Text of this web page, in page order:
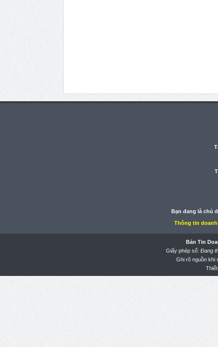
Bạn đang là chủ
Thông tin
Bản Tin
Giấy phép số: Đang
Ghi rõ nguồn khi